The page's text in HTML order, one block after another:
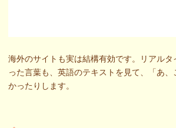
海外のサイトも実は結構有効です。リアル
った言葉も、英語のテキストを見て、「あ
かったりします。